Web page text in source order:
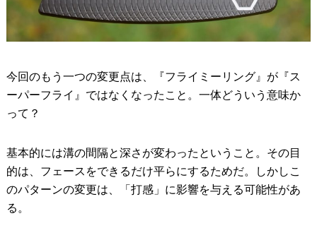
今回のもう一つの変更点は、『フライミーリング』が『ス
ーパーフライ』ではなくなったこと。一体どういう意味か
って？
基本的には溝の間隔と深さが変わったということ。その目
的は、フェースをできるだけ平らにするためだ。しかしこ
のパターンの変更は、「打感」に影響を与える可能性があ
る。